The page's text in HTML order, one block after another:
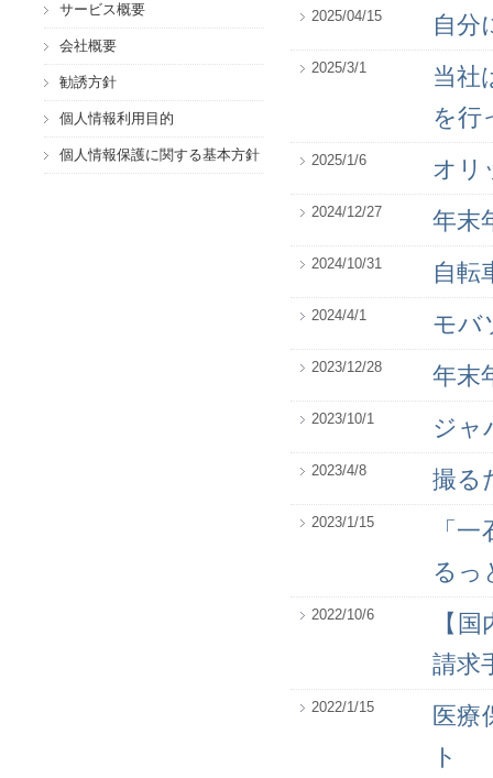
サービス概要
会社概要
勧誘方針
個人情報利用目的
個人情報保護に関する基本方針
2025/04/15 自分
2025/3/1
当社
を行
2025/1/6 オリ
2024/12/27 年末
2024/10/31 自転
2024/4/1 モバ
2023/12/28 年末
2023/10/1 ジャ
2023/4/8 撮る
2023/1/15
「
るっ
2022/10/6
【
請求
2022/1/15
医療
ト